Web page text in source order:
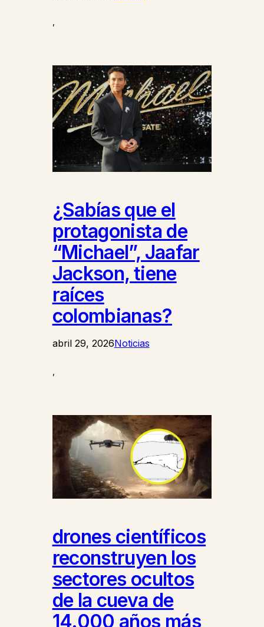
¿Sabías que el
protagonista de
“Michael”, Jaafar
Jackson, tiene
raíces
colombianas?
abril 29, 2026Noticias
,
drones científicos
reconstruyen los
sectores ocultos
de la cueva de
14.000 años más